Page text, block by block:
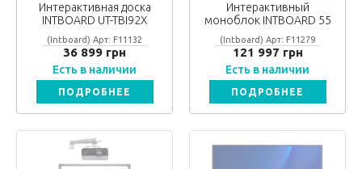
Интерактивная доска
INTBOARD UT-TBI92Х
(Intboard) Арт: F11132
36 899 грн
Есть в наличии
ПОДРОБНЕЕ
Интерактивный
моноблок INTBOARD 55
(Intboard) Арт: F11279
121 997 грн
Есть в наличии
ПОДРОБНЕЕ